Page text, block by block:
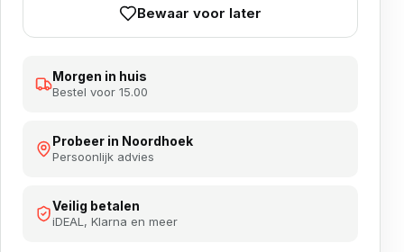
Bewaar voor later
Morgen in huis
Bestel voor 15.00
Probeer in Noordhoek
Persoonlijk advies
Veilig betalen
iDEAL, Klarna en meer